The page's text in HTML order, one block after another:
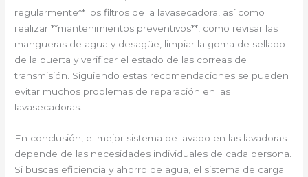
regularmente** los filtros de la lavasecadora, así como
realizar **mantenimientos preventivos**, como revisar las
mangueras de agua y desagüe, limpiar la goma de sellado
de la puerta y verificar el estado de las correas de
transmisión. Siguiendo estas recomendaciones se pueden
evitar muchos problemas de reparación en las
lavasecadoras.
En conclusión, el mejor sistema de lavado en las lavadoras
depende de las necesidades individuales de cada persona.
Si buscas eficiencia y ahorro de agua, el sistema de carga